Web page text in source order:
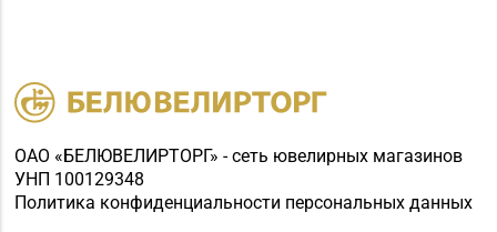
+375 (17) 353-70-00,
354-49-42
Магазин №49 «Залаты
ул. М. Танка, д. 34/1-65
(временно
ОАО «БЕЛЮВЕЛИРТОРГ» - сеть ювелирных магазинов
УНП 100129348
Политика конфиденциальности персональных данных